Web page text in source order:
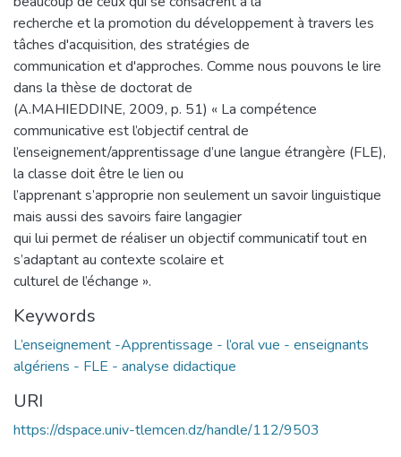
recherche et la promotion du développement à travers les
tâches d'acquisition, des stratégies de
communication et d'approches. Comme nous pouvons le lire
dans la thèse de doctorat de
(A.MAHIEDDINE, 2009, p. 51) « La compétence
communicative est l’objectif central de
l’enseignement/apprentissage d’une langue étrangère (FLE),
la classe doit être le lien ou
l’apprenant s’approprie non seulement un savoir linguistique
mais aussi des savoirs faire langagier
qui lui permet de réaliser un objectif communicatif tout en
s’adaptant au contexte scolaire et
culturel de l’échange ».
Keywords
L’enseignement -Apprentissage - l’oral vue - enseignants
algériens - FLE - analyse didactique
URI
https://dspace.univ-tlemcen.dz/handle/112/9503